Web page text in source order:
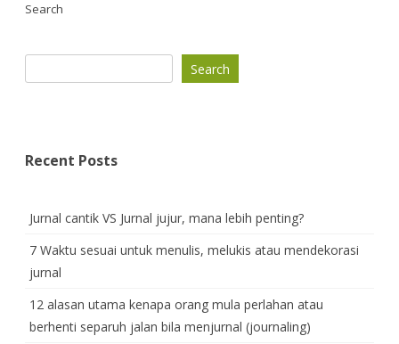
Search
Search
Recent Posts
Jurnal cantik VS Jurnal jujur, mana lebih penting?
7 Waktu sesuai untuk menulis, melukis atau mendekorasi
jurnal
12 alasan utama kenapa orang mula perlahan atau
berhenti separuh jalan bila menjurnal (journaling)